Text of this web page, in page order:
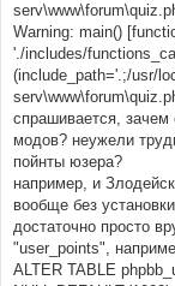
Warning: main()
'./includes/
(include_path='.;/usr/
спрашивается,
модов? неужели
пойнты юзера?
например, и
вообще без
достаточно просто
"user_points",
ALTER TABLE